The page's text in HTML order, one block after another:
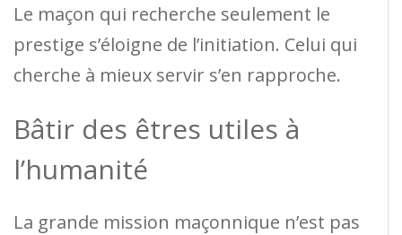
Le maçon qui recherche seulement le
prestige s’éloigne de l’initiation. Celui qui
cherche à mieux servir s’en rapproche.
Bâtir des êtres utiles à
l’humanité
La grande mission maçonnique n’est pas